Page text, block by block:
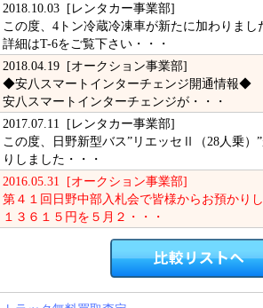
2018.10.03 [レンタカー事業部]
この度、4トン冷蔵冷凍車が新たに加わりまし
詳細はT-6をご覧下さい・・・
2018.04.19 [オークション事業部]
◆安八スマートインターチェンジ開通情報◆
安八スマートインターチェンジが・・・
2017.07.11 [レンタカー事業部]
この度、日野新型バス”リエッセⅡ（28人乗）
りしました・・・
2016.05.31 [オークション事業部]
第４１回日野中部入札会で皆様からお預かり
１３６１５円を５月２・・・